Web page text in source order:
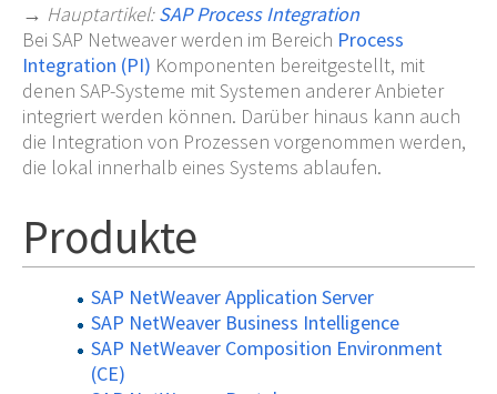
→ Hauptartikel:SAP Process Integration
Bei SAP Netweaver werden im Bereich Process
Integration (PI) Komponenten bereitgestellt, mit
denen SAP-Systeme mit Systemen anderer Anbieter
integriert werden können. Darüber hinaus kann auch
die Integration von Prozessen vorgenommen werden,
die lokal innerhalb eines Systems ablaufen.
Produkte
SAP NetWeaver Application Server
SAP NetWeaver Business Intelligence
SAP NetWeaver Composition Environment
(CE)